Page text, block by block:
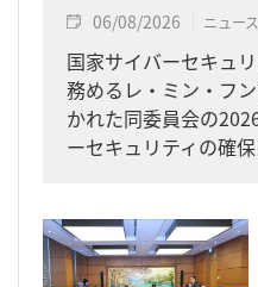
06/08/2026 ニュース
国家サイバーセキュ
務めるレ・ミン・フ
かれた同委員会の
ーセキュリティの確